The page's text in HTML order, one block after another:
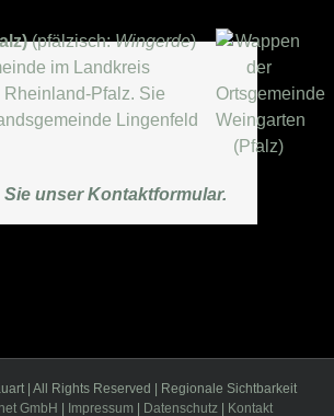
(pfälzisch:Wingerde)
im Landkreis
Pfalz. Sie
Lingenfeld
Sie unser Kontaktformular.
| All Rights Reserved | Regionale Sichtbarkeit
GmbH | Impressum | Datenschutz | Kontakt